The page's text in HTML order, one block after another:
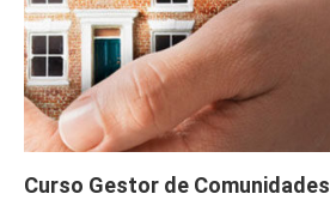
Curso Gestor de Comunidades